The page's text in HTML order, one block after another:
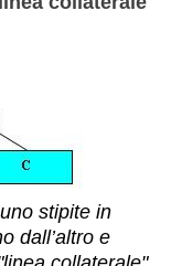
stipite in
dall’altro e